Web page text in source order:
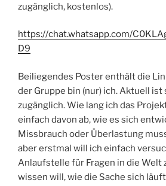
zugänglich, kostenlos).
https://chat.whatsapp.com/
D9
Beiliegendes Poster enthält die
der Gruppe bin (nur) ich. Aktuell
zugänglich. Wie lang ich das
einfach davon ab, wie es sich
Missbrauch oder Überlastung
aber erstmal will ich einfach
Anlaufstelle für Fragen in die Welt
wissen will, wie die Sache sich